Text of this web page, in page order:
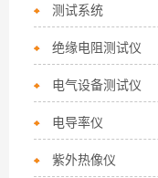
测试系统
绝缘电阻测试仪
电气设备测试仪
电导率仪
紫外热像仪